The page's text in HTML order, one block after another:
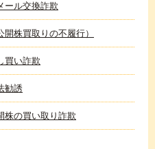
ール交換詐欺
株買取りの不履行）
買い詐欺
勧誘
株の買い取り詐欺